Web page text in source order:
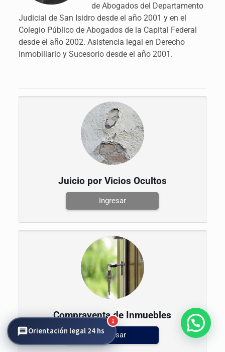
de Abogados del Departamento
Judicial de San Isidro desde el año 2001 y en el
Colegio Público de Abogados de la Capital Federal
desde el año 2002. Asistencia legal en Derecho
Inmobiliario y Sucesorio desde el año 2001.
Juicio por Vicios Ocultos
Ingresar
Compraventa de Inmuebles
Ingresar
1
Orientación legal 24 hs